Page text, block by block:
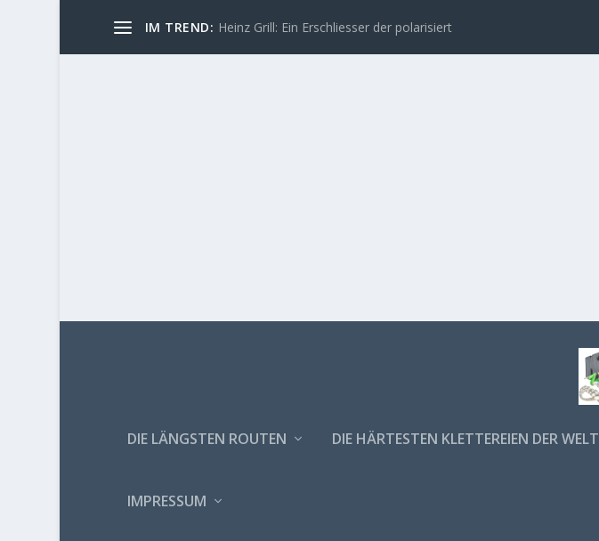
IM TREND: Heinz Grill: Ein Erschliesser der polarisiert
DIE LÄNGSTEN ROUTEN DIE HÄRTESTEN KLETTEREIEN DER WELT
IMPRESSUM